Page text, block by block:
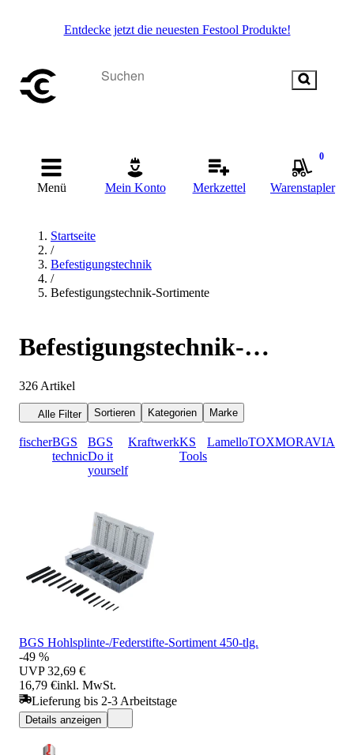
Entdecke jetzt die neuesten Festool Produkte!
Menü Mein Konto Merkzettel
0
Warenstapler
Startseite
/
Befestigungstechnik
/
Befestigungstechnik-Sortimente
Befestigungstechnik-
Sortimente
326 Artikel
Alle Filter Sortieren Kategorien Marke
fischerBGS
technic
BGS
Do it
yourself
KraftwerkKS
Tools
LamelloTOXMORAVIA
BGS Hohlsplinte-/Federstifte-Sortiment 450-tlg.
-49 %
UVP 32,69 €
16,79 €inkl. MwSt.
Lieferung bis 2-3 Arbeitstage
Details anzeigen